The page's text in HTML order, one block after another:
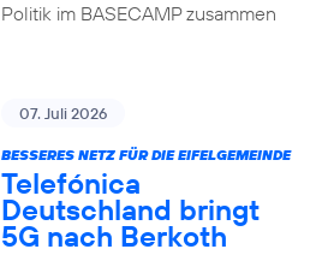
Politik im BASECAMP zusammen
07. Juli 2026
BESSERES NETZ FÜR DIE EIFELGEMEINDE
Telefónica
Deutschland bringt
5G nach Berkoth